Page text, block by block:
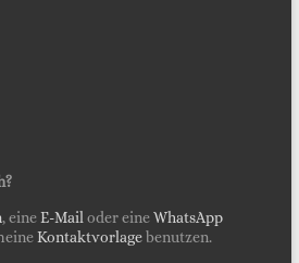
, eineE-Mailoder eineWhatsApp
Kontaktvorlagebenutzen.